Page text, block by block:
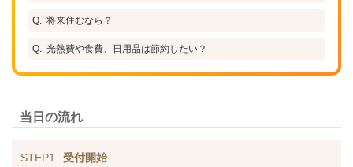
将来住むなら？
光熱費や食費、日用品は節約したい？
当日の流れ
STEP1 受付開始